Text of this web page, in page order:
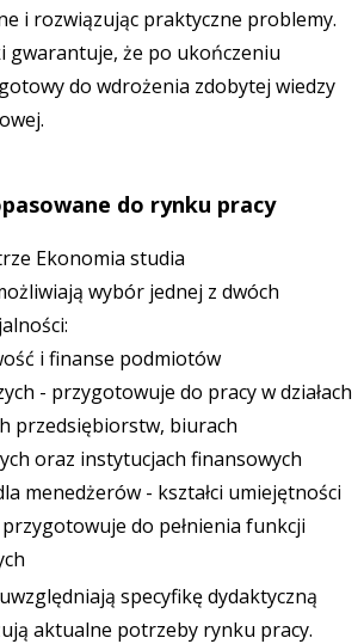
i rozwiązując praktyczne problemy.
gwarantuje, że po ukończeniu
do wdrożenia zdobytej wiedzy
do rynku pracy
Ekonomia studia
wybór jednej z dwóch
i finanse podmiotów
- przygotowuje do pracy w działach
przedsiębiorstw, biurach
oraz instytucjach finansowych
menedżerów - kształci umiejętności
przygotowuje do pełnienia funkcji
specyfikę dydaktyczną
aktualne potrzeby rynku pracy.